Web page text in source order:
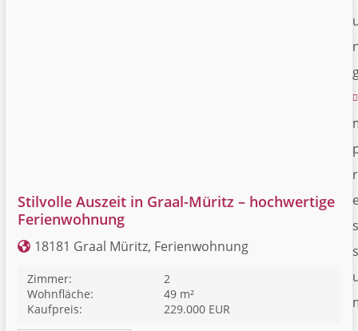
Stilvolle Auszeit in Graal-Müritz – hochwertige
Ferienwohnung
18181 Graal Müritz, Ferienwohnung
Zimmer:
2
Wohnfläche:
49 m²
Kaufpreis:
229.000 EUR
r
s
s